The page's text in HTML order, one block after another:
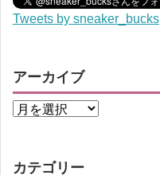
Tweets by sneaker_bucks
アーカイブ
カテゴリー